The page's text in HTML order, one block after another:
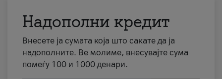
Надополни кредит
Внесете ја сумата која што сакате да ја
надополните. Ве молиме, внесувајте сума
помеѓу 100 и 1000 денари.